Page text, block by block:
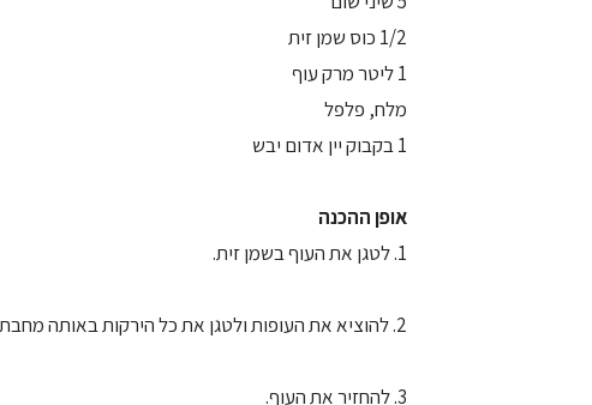
1/2 כוס שמן זית
1 ליטר מרק עוף
מלח, פלפל
1 בקבוק יין אדום יבש
אופן ההכנה
1. לטגן את העוף בשמן זית.
2. להוציא את העופות ולטגן את כל הירקות באותה מחבת.
3. להחזיר את העוף.